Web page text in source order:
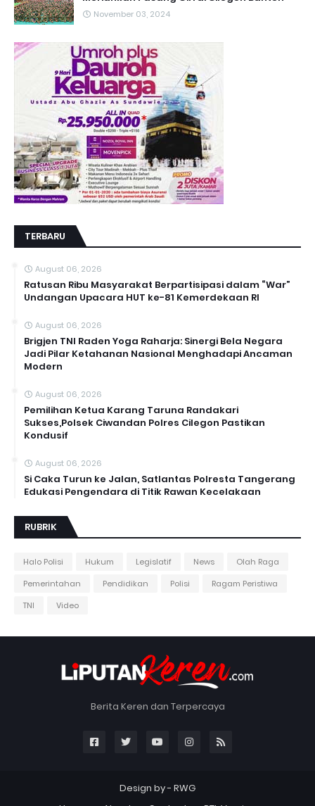
November 03, 2024
TERBARU
August 06, 2026
Ratusan Ribu Masyarakat Berpartisipasi dalam “War”
Undangan Upacara HUT ke-81 Kemerdekaan RI
August 06, 2026
Brigjen TNI Raden Yoga Raharja: Sinergi Bela Negara
Jadi Pilar Ketahanan Nasional Menghadapi Ancaman
Modern
August 06, 2026
Pemilihan Ketua Karang Taruna Randakari
Sukses,Polsek Ciwandan Polres Cilegon Pastikan
Kondusif
August 06, 2026
Si Caka Turun ke Jalan, Satlantas Polresta Tangerang
Edukasi Pengendara di Titik Rawan Kecelakaan
RUBRIK
Halo Polisi Hukum Legislatif News
Olah Raga
Pemerintahan
Pendidikan Polisi
Ragam Peristiwa
TNI
Video
Berita Keren dan Terpercaya
Design by - RWG